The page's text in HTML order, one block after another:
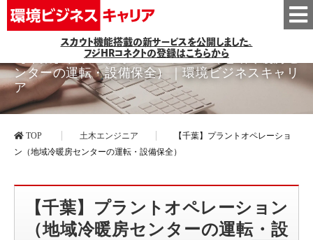
スカウト機能搭載の新サービスを公開しました。
フジHRコネクトの登録はこちらから
【千葉】プラントオペレーション（地域冷暖房セ
ンターの運転・設備保全）｜環境ビジネスキャリ
ア
TOP 土木エンジニア
【千葉】プラントオペレーショ
ン（地域冷暖房センターの運転・設備保全）
【千葉】プラントオペレーション
（地域冷暖房センターの運転・設